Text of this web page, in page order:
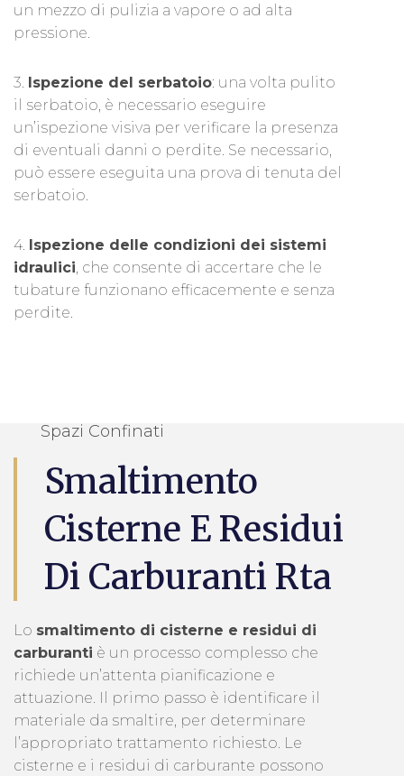
un mezzo di pulizia a vapore o ad alta
pressione.
3. Ispezione del serbatoio: una volta pulito
il serbatoio, è necessario eseguire
un’ispezione visiva per verificare la presenza
di eventuali danni o perdite. Se necessario,
può essere eseguita una prova di tenuta del
serbatoio.
4. Ispezione delle condizioni dei sistemi
idraulici, che consente di accertare che le
tubature funzionano efficacemente e senza
perdite.
Spazi Confinati
Smaltimento
Cisterne E Residui
Di Carburanti Rta
Lo smaltimento di cisterne e residui di
carburanti è un processo complesso che
richiede un’attenta pianificazione e
attuazione. Il primo passo è identificare il
materiale da smaltire, per determinare
l’appropriato trattamento richiesto. Le
cisterne e i residui di carburante possono